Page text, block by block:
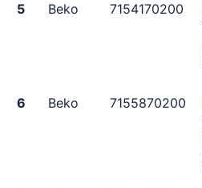
5
Beko 7154170200
6
Beko 7155870200